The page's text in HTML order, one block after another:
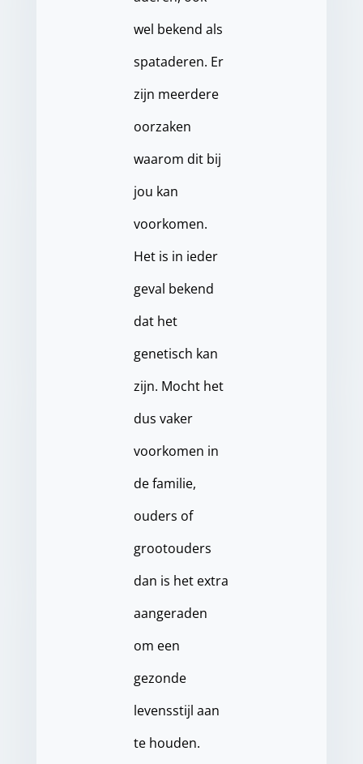
wel bekend als
spataderen. Er
zijn meerdere
oorzaken
waarom dit bij
jou kan
voorkomen.
Het is in ieder
geval bekend
dat het
genetisch kan
zijn. Mocht het
dus vaker
voorkomen in
de familie,
ouders of
grootouders
dan is het extra
aangeraden
om een
gezonde
levensstijl aan
te houden.